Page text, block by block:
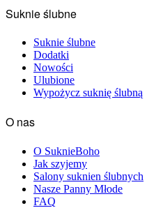
Suknie ślubne
Suknie ślubne
Dodatki
Nowości
Ulubione
Wypożycz suknię ślubną
O nas
O SuknieBoho
Jak szyjemy
Salony suknien ślubnych
Nasze Panny Młode
FAQ